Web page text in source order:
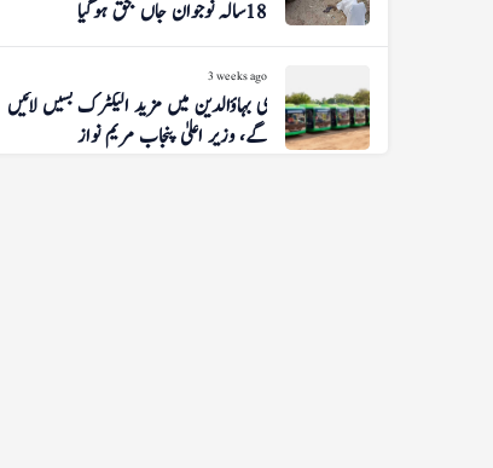
18 سالہ نوجوان جاں بحق ہوگیا
3 weeks ago
منڈی بہاؤالدین میں مزید الیکٹرک بسیں لائیں
گے، وزیر اعلیٰ پنجاب مریم نواز